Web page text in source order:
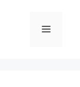
選